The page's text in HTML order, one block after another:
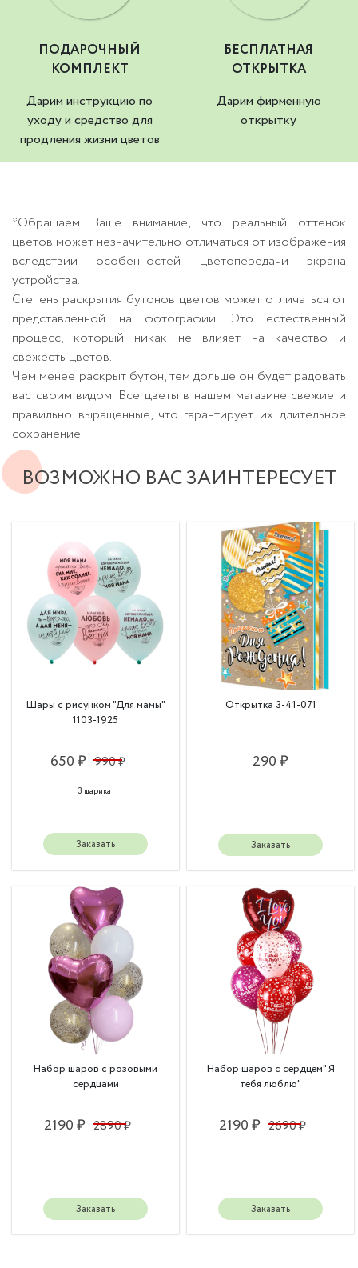
ПОДАРОЧНЫЙ
КОМПЛЕКТ
Дарим инструкцию по
уходу и средство для
продления жизни цветов
БЕСПЛАТНАЯ
ОТКРЫТКА
Дарим фирменную
открытку
*Обращаем Ваше внимание, что реальный оттенок
цветов может незначительно отличаться от изображения
вследствии особенностей цветопередачи экрана
устройства.
Степень раскрытия бутонов цветов может отличаться от
представленной на фотографии. Это естественный
процесс, который никак не влияет на качество и
свежесть цветов.
Чем менее раскрыт бутон, тем дольше он будет радовать
вас своим видом. Все цветы в нашем магазине свежие и
правильно выращенные, что гарантирует их длительное
сохранение.
ВОЗМОЖНО ВАС ЗАИНТЕРЕСУЕТ
Шары с рисунком "Для мамы"
1103-1925
650 ₽ 990 ₽
3 шарика
Заказать
Открытка 3-41-071
290 ₽
Заказать
Набор шаров с розовыми
сердцами
2190 ₽ 2890 ₽
Заказать
Набор шаров с сердцем" Я
тебя люблю"
2190 ₽ 2690 ₽
Заказать